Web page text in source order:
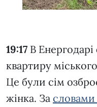
19:17 В
квартиру
Це були сім
жінка. За словами